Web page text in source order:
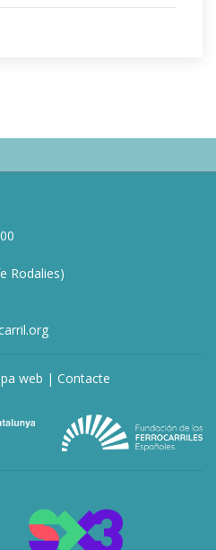
Rodalies)
web | Contacte